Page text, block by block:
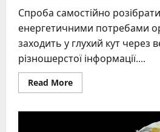
Спроба самостійно
енергетичними потребами
заходить у глухий кут через
різношерстої інформації....
Read MoreRead
more